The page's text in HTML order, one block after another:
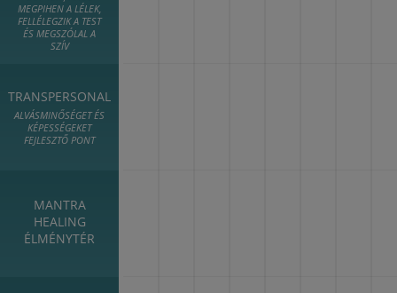
MEGPIHEN A LÉLEK,
FELLÉLEGZIK A TEST
ÉS MEGSZÓLAL A
SZÍV
TRANSPERSONAL
ALVÁSMINŐSÉGET ÉS
KÉPESSÉGEKET
FEJLESZTŐ PONT
MANTRA
HEALING
ÉLMÉNYTÉR